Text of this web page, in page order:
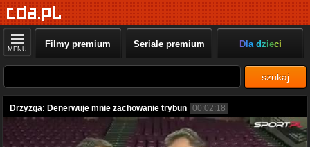
MENU Filmy premium Seriale premium Dla dzieci
szukaj
Drzyzga: Denerwuje mnie zachowanie trybun 00:02:18